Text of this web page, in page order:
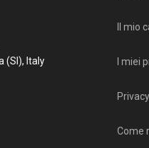
(SI), Italy
Il mio
I miei
Come